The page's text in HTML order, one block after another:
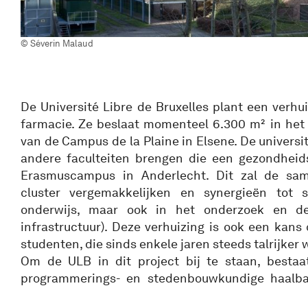
© Séverin Malaud
De Université Libre de Bruxelles plant een
farmacie. Ze beslaat momenteel 6.300 m² in
van de Campus de la Plaine in Elsene. De
andere faculteiten brengen die een
Erasmuscampus in Anderlecht. Dit zal de
cluster vergemakkelijken en synergieën tot
onderwijs, maar ook in het onderzoek en
infrastructuur). Deze verhuizing is ook een
studenten, die sinds enkele jaren steeds talrijker
Om de ULB in dit project bij te staan,
programmerings- en stedenbouwkundige